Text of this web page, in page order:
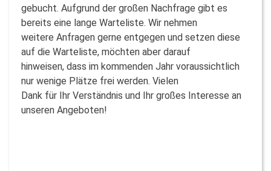
gebucht. Aufgrund der großen Nachfrage gibt es
bereits eine lange Warteliste. Wir nehmen
weitere Anfragen gerne entgegen und setzen diese
auf die Warteliste, möchten aber darauf
hinweisen, dass im kommenden Jahr voraussichtlich
nur wenige Plätze frei werden. Vielen
Dank für Ihr Verständnis und Ihr großes Interesse an
unseren Angeboten!